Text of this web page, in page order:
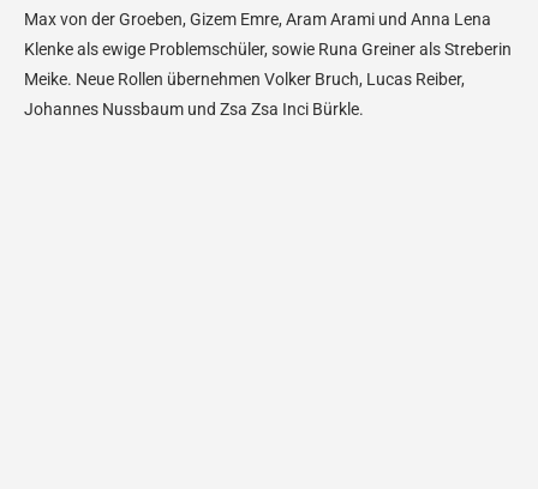
Max von der Groeben, Gizem Emre, Aram Arami und Anna Lena
Klenke als ewige Problemschüler, sowie Runa Greiner als Streberin
Meike. Neue Rollen übernehmen Volker Bruch, Lucas Reiber,
Johannes Nussbaum und Zsa Zsa Inci Bürkle.